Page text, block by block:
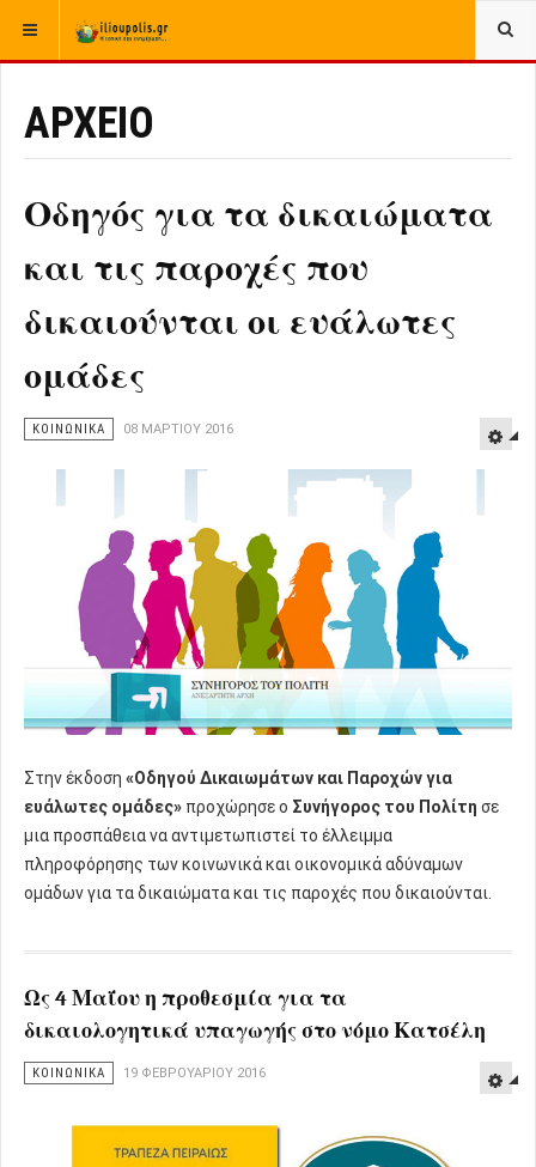
ΒΡΊΣΚΕΣΤΕ ΕΔΏ: ΑΡΧΙΚΉ
ΑΡΧΕΙΟ
Οδηγός για τα δικαιώματα
και τις παροχές που
δικαιούνται οι ευάλωτες
ομάδες
ΚΟΙΝΩΝΙΚΑ 08 ΜΑΡΤΊΟΥ 2016
Στην έκδοση «Οδηγού Δικαιωμάτων και Παροχών για
ευάλωτες ομάδες» προχώρησε ο Συνήγορος του Πολίτη σε
μια προσπάθεια να αντιμετωπιστεί το έλλειμμα
πληροφόρησης των κοινωνικά και οικονομικά αδύναμων
ομάδων για τα δικαιώματα και τις παροχές που δικαιούνται.
Ως 4 Μαΐου η προθεσμία για τα
δικαιολογητικά υπαγωγής στο νόμο Κατσέλη
ΚΟΙΝΩΝΙΚΑ 19 ΦΕΒΡΟΥΑΡΊΟΥ 2016